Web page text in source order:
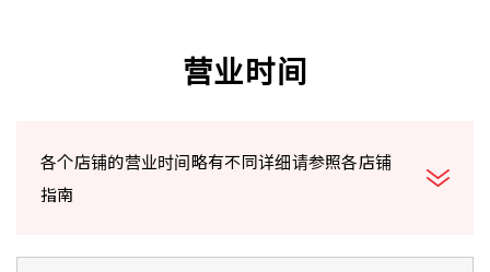
营业时间
各个店铺的营业时间略有不同详细请参照各店铺
指南